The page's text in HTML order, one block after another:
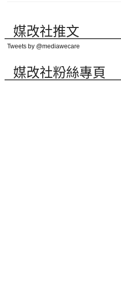
媒改社推文
Tweets by @mediawecare
媒改社粉絲專頁